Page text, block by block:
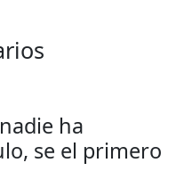
ha
se el primero